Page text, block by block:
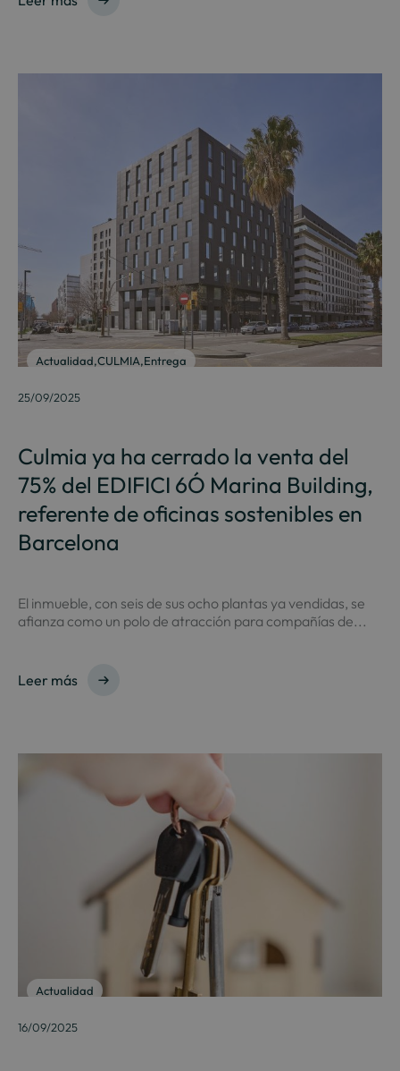
Actualidad,CULMIA,Entrega
25/09/2025
Culmia ya ha cerrado la venta del
75% del EDIFICI 6Ó Marina Building,
referente de oficinas sostenibles en
Barcelona
El inmueble, con seis de sus ocho plantas ya vendidas, se
afianza como un polo de atracción para compañías de...
Leer más
Actualidad
16/09/2025